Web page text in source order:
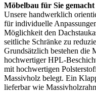
Möbelbau für Sie gemacht
Unsere handwerklich
für individuelle
Möglichkeit den
seitliche Schränke zu
Grundsätzlich bestehen die
hochwertiger HPL-
mit hochwertigen
Massivholz belegt. Ein
lieferbar wie